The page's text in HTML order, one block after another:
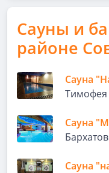
Сауны и
районе
Сауна
Тимофея
Сауна
Сауна